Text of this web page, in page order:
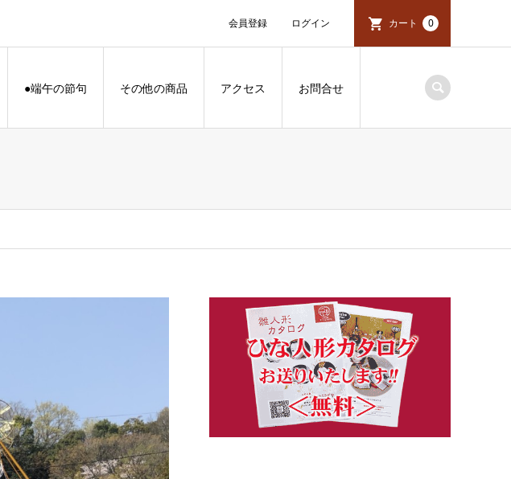
会員登録 ログイン カート 0
●端午の節句 その他の商品 アクセス お問合せ